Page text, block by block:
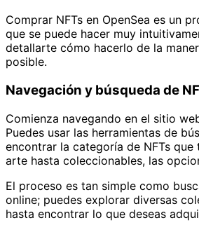
Comprar NFTs en OpenSea es un
que se puede hacer muy
detallarte cómo hacerlo de la
posible.
Navegación y búsqueda de
Comienza navegando en el sitio
Puedes usar las herramientas de
encontrar la categoría de NFTs que
arte hasta coleccionables, las
El proceso es tan simple como
online; puedes explorar diversas
hasta encontrar lo que deseas